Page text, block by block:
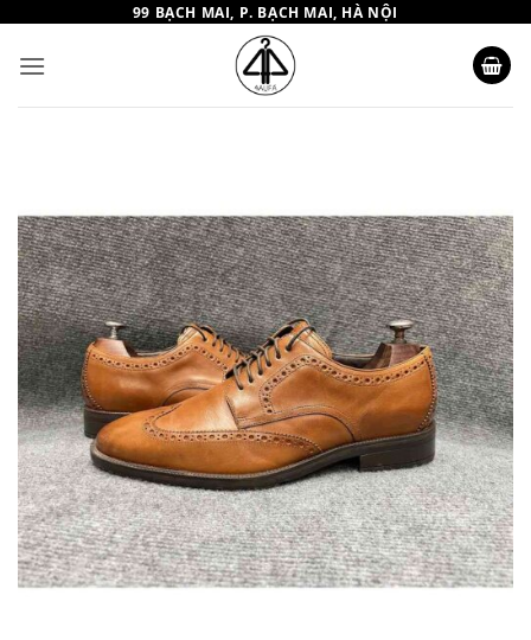
nội
dung
99 BẠCH MAI, P. BẠCH MAI, HÀ NỘI